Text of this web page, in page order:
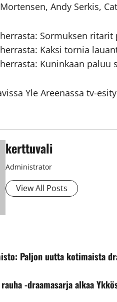
Andy Serkis,
Sormuksen ritarit
Kaksi tornia
Kuninkaan paluu
Yle Areenassa tv-
kerttuvali
Administrator
View All Posts
Paljon uutta kotimaista
-draamasarja alkaa